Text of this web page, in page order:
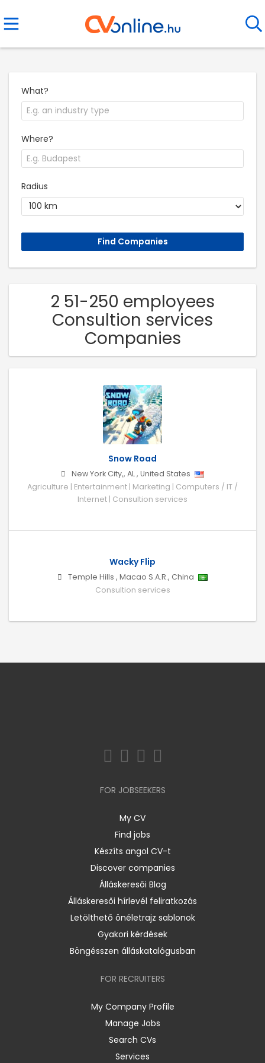
What?
Where?
Radius
2 51-250 employees
Consultion services
Companies
Snow Road
New York City,, AL, United States
Agriculture | Entertainment | Marketing | Computers / IT /
Internet | Consultion services
Wacky Flip
Temple Hills , Macao S.A.R., China
Consultion services
FOR JOBSEEKERS
My CV
Find jobs
Készíts angol CV-t
Discover companies
Álláskeresői Blog
Álláskeresői hírlevél feliratkozás
Letölthető önéletrajz sablonok
Gyakori kérdések
Böngésszen álláskatalógusban
FOR RECRUITERS
My Company Profile
Manage Jobs
Search CVs
Services